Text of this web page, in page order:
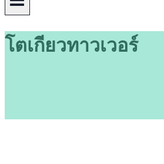
โตเกียวทาวเวอร์